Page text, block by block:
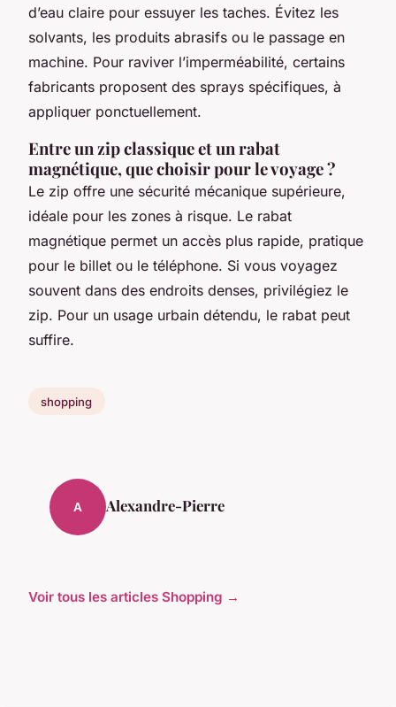
d’eau claire pour essuyer les taches. Évitez les
solvants, les produits abrasifs ou le passage en
machine. Pour raviver l’imperméabilité, certains
fabricants proposent des sprays spécifiques, à
appliquer ponctuellement.
Entre un zip classique et un rabat
magnétique, que choisir pour le voyage ?
Le zip offre une sécurité mécanique supérieure,
idéale pour les zones à risque. Le rabat
magnétique permet un accès plus rapide, pratique
pour le billet ou le téléphone. Si vous voyagez
souvent dans des endroits denses, privilégiez le
zip. Pour un usage urbain détendu, le rabat peut
suffire.
shopping
A Alexandre-Pierre
Voir tous les articles Shopping →